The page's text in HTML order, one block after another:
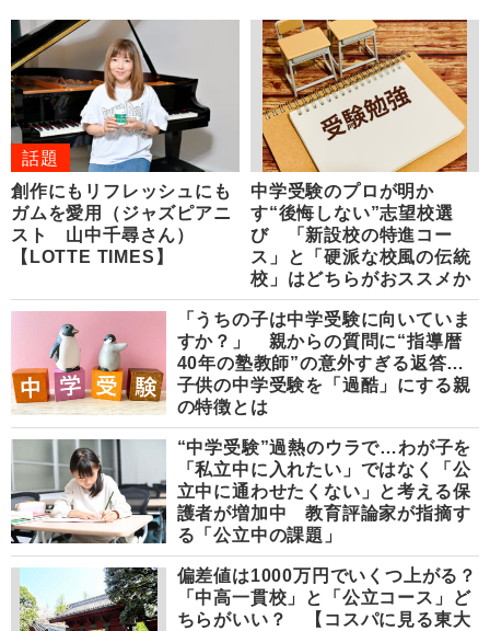
話題
創作にもリフレッシュにも
ガムを愛用（ジャズピアニ
スト 山中千尋さん）
【LOTTE TIMES】
中学受験のプロが明か
す“後悔しない”志望校選
び 「新設校の特進コー
ス」と「硬派な校風の伝統
校」はどちらがおススメか
「うちの子は中学受験に向いていま
すか？」 親からの質問に“指導暦
40年の塾教師”の意外すぎる返答…
子供の中学受験を「過酷」にする親
の特徴とは
“中学受験”過熱のウラで…わが子を
「私立中に入れたい」ではなく「公
立中に通わせたくない」と考える保
護者が増加中 教育評論家が指摘す
る「公立中の課題」
偏差値は1000万円でいくつ上がる？
「中高一貫校」と「公立コース」ど
ちらがいい？ 【コスパに見る東大